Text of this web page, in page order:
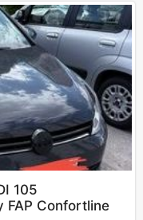
105
FAP Confortline